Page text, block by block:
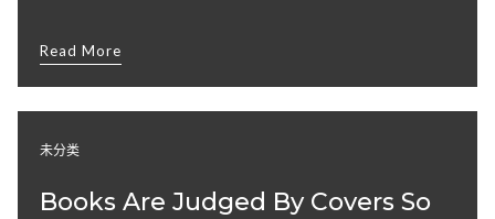
Read More
未分类
Books Are Judged By Covers So